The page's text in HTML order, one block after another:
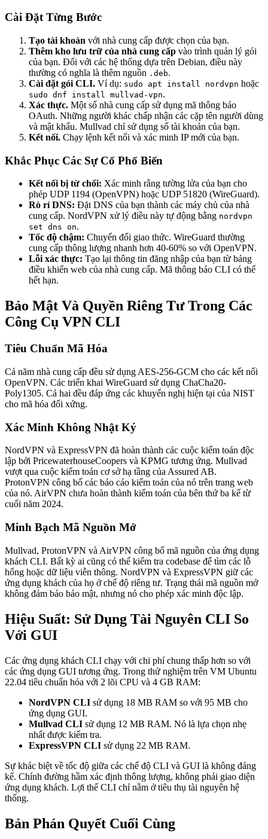
Cài Đặt Từng Bước
Tạo tài khoản với nhà cung cấp được chọn của bạn.
Thêm kho lưu trữ của nhà cung cấp vào trình quản lý gói
của bạn. Đối với các hệ thống dựa trên Debian, điều này
thường có nghĩa là thêm nguồn .deb.
Cài đặt gói CLI. Ví dụ: sudo apt install nordvpn hoặc
sudo dnf install mullvad-vpn.
Xác thực. Một số nhà cung cấp sử dụng mã thông báo
OAuth. Những người khác chấp nhận các cặp tên người dùng
và mật khẩu. Mullvad chỉ sử dụng số tài khoản của bạn.
Kết nối. Chạy lệnh kết nối và xác minh IP mới của bạn.
Khắc Phục Các Sự Cố Phổ Biến
Kết nối bị từ chối: Xác minh rằng tường lửa của bạn cho
phép UDP 1194 (OpenVPN) hoặc UDP 51820 (WireGuard).
Rò rỉ DNS: Đặt DNS của bạn thành các máy chủ của nhà
cung cấp. NordVPN xử lý điều này tự động bằng nordvpn
set dns on.
Tốc độ chậm: Chuyển đổi giao thức. WireGuard thường
cung cấp thông lượng nhanh hơn 40-60% so với OpenVPN.
Lỗi xác thực: Tạo lại thông tin đăng nhập của bạn từ bảng
điều khiển web của nhà cung cấp. Mã thông báo CLI có thể
hết hạn.
Bảo Mật Và Quyền Riêng Tư Trong Các
Công Cụ VPN CLI
Tiêu Chuẩn Mã Hóa
Cả năm nhà cung cấp đều sử dụng AES-256-GCM cho các kết nối
OpenVPN. Các triển khai WireGuard sử dụng ChaCha20-
Poly1305. Cả hai đều đáp ứng các khuyến nghị hiện tại của NIST
cho mã hóa đối xứng.
Xác Minh Không Nhật Ký
NordVPN và ExpressVPN đã hoàn thành các cuộc kiểm toán độc
lập bởi PricewaterhouseCoopers và KPMG tương ứng. Mullvad
vượt qua cuộc kiểm toán cơ sở hạ tầng của Assured AB.
ProtonVPN công bố các báo cáo kiểm toán của nó trên trang web
của nó. AirVPN chưa hoàn thành kiểm toán của bên thứ ba kể từ
cuối năm 2024.
Minh Bạch Mã Nguồn Mở
Mullvad, ProtonVPN và AirVPN công bố mã nguồn của ứng dụng
khách CLI. Bất kỳ ai cũng có thể kiểm tra codebase để tìm các lỗ
hổng hoặc dữ liệu viễn thông. NordVPN và ExpressVPN giữ các
ứng dụng khách của họ ở chế độ riêng tư. Trạng thái mã nguồn mở
không đảm bảo bảo mật, nhưng nó cho phép xác minh độc lập.
Hiệu Suất: Sử Dụng Tài Nguyên CLI So
Với GUI
Các ứng dụng khách CLI chạy với chi phí chung thấp hơn so với
các ứng dụng GUI tương ứng. Trong thử nghiệm trên VM Ubuntu
22.04 tiêu chuẩn hóa với 2 lõi CPU và 4 GB RAM:
NordVPN CLI sử dụng 18 MB RAM so với 95 MB cho
ứng dụng GUI.
Mullvad CLI sử dụng 12 MB RAM. Nó là lựa chọn nhẹ
nhất được kiểm tra.
ExpressVPN CLI sử dụng 22 MB RAM.
Sự khác biệt về tốc độ giữa các chế độ CLI và GUI là không đáng
kể. Chính đường hầm xác định thông lượng, không phải giao diện
ứng dụng khách. Lợi thế CLI chỉ nằm ở tiêu thụ tài nguyên hệ
thống.
Bản Phán Quyết Cuối Cùng